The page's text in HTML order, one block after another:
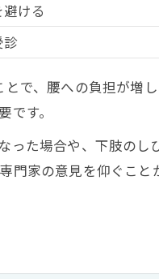
ける
で、腰への負担が増
す。
った場合や、下肢のし
門家の意見を仰ぐこと